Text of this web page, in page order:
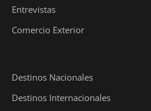
Entrevistas
Comercio Exterior
Destinos Nacionales
Destinos Internacionales